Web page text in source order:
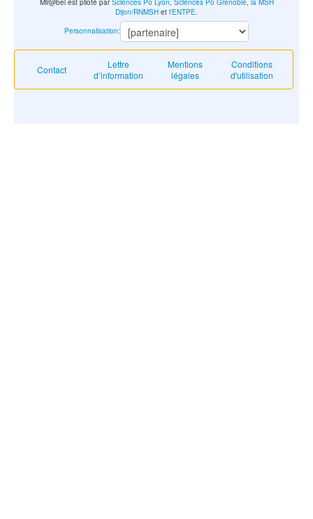
Contact
Lettre
d’information
Mentions
légales
Conditions
d'utilisation
Mir@bel est piloté parSciences Po Lyon, Sciences Po Grenoble, la MSH
Dijon/RNMSH et l'ENTPE.
Personnalisation: